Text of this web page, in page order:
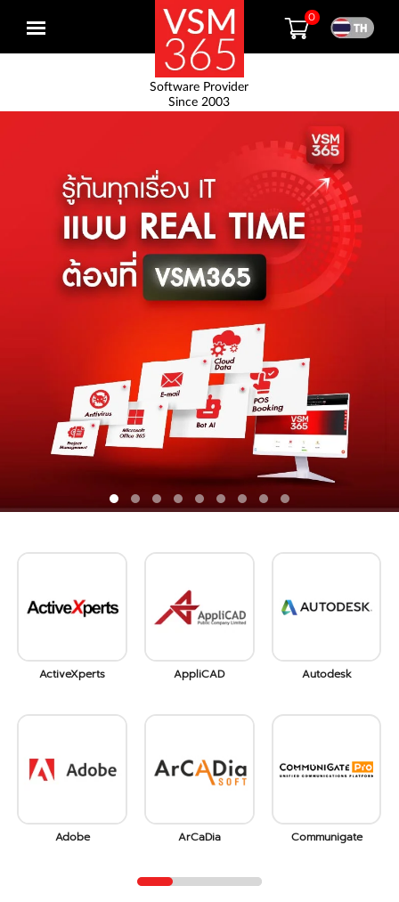
Open
Software Provider
Since 2003
0
AppliCAD
ArCaDia
Autodesk
Communigate
Debut Mail
Email Marketing